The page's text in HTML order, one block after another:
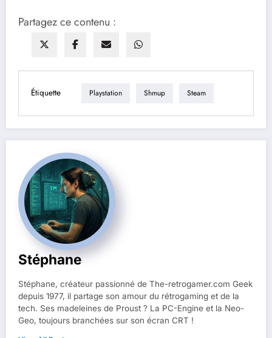
Partagez ce contenu :
Étiquette Playstation Shmup Steam
Stéphane
Stéphane, créateur passionné de The-retrogamer.com Geek
depuis 1977, il partage son amour du rétrogaming et de la
tech. Ses madeleines de Proust ? La PC-Engine et la Neo-
Geo, toujours branchées sur son écran CRT !